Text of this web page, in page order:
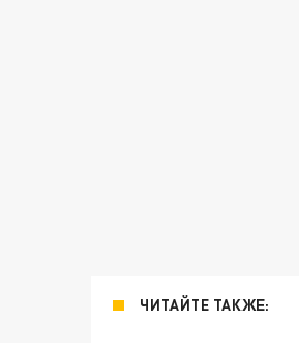
ЧИТАЙТЕ ТАКЖЕ: